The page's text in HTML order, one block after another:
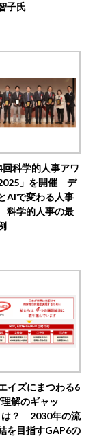
子氏
回科学的人事アワ
」を開催 デ
AIで変わる人事
学的人事の最
イズにまつわる6
解のギャッ
は？ 2030年の流
を目指すGAP6の